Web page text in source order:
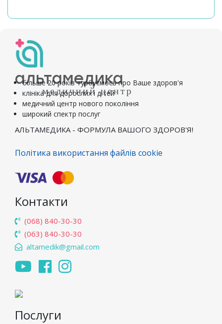
альтамедика
медичний центр
більше 20 років турбуємось про Ваше здоров'я
клініка для дорослих і дітей
медичний центр нового покоління
широкий спектр послуг
АЛЬТАМЕДИКА - ФОРМУЛА ВАШОГО ЗДОРОВ'Я!
Політика використання файлів cookie
Контакти
(068) 840-30-30
(063) 840-30-30
altamedik@gmail.com
Послуги